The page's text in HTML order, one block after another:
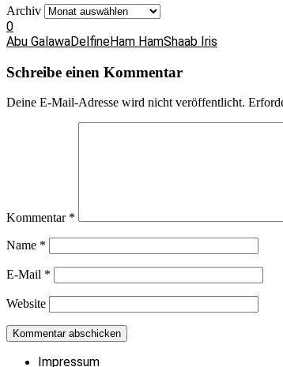
Archiv
0
Abu GalawaDelfineHam HamShaab Iris
Schreibe einen Kommentar
Deine E-Mail-Adresse wird nicht veröffentlicht.
Kommentar *
Name *
E-Mail *
Website
Impressum